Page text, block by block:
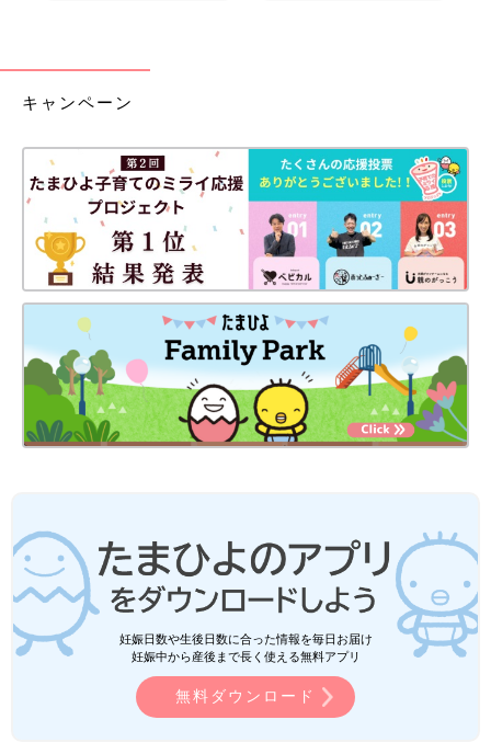
キャンペーン
妊娠日数や生後日数に合った情報を毎日お届け
妊娠中から産後まで長く使える無料アプリ
無料ダウンロード